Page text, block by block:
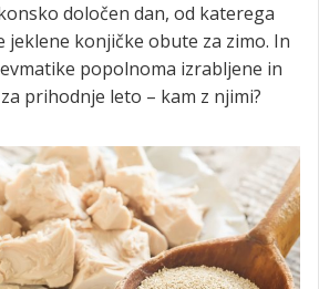
določen dan, od katerega
jeklene konjičke obute za zimo. In
popolnoma izrabljene in
prihodnje leto – kam z njimi?